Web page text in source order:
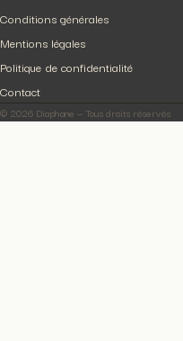
Conditions générales
Mentions légales
Politique de confidentialité
Contact
© 2026 Diaphane — Tous droits réservés